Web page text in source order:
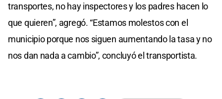
transportes, no hay inspectores y los padres hacen lo
que quieren”, agregó. “Estamos molestos con el
municipio porque nos siguen aumentando la tasa y no
nos dan nada a cambio”, concluyó el transportista.